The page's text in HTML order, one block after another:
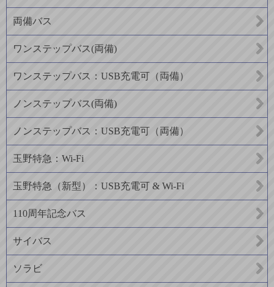
両備バス
ワンステップバス(両備)
ワンステップバス：USB充電可（両備）
ノンステップバス(両備)
ノンステップバス：USB充電可（両備）
玉野特急：Wi-Fi
玉野特急（新型）：USB充電可 & Wi-Fi
110周年記念バス
サイバス
ソラビ